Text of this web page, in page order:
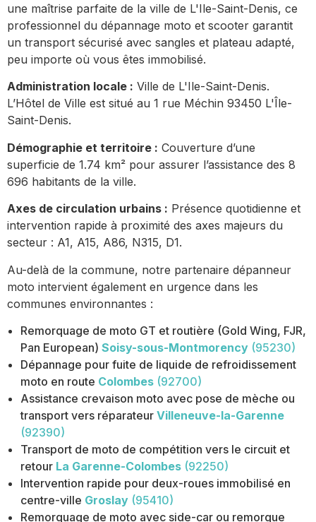
une maîtrise parfaite de la ville de L'Ile-Saint-Denis, ce
professionnel du dépannage moto et scooter garantit
un transport sécurisé avec sangles et plateau adapté,
peu importe où vous êtes immobilisé.
Administration locale : Ville de L'Ile-Saint-Denis.
L’Hôtel de Ville est situé au 1 rue Méchin 93450 L'Île-
Saint-Denis.
Démographie et territoire : Couverture d’une
superficie de 1.74 km² pour assurer l’assistance des 8
696 habitants de la ville.
Axes de circulation urbains : Présence quotidienne et
intervention rapide à proximité des axes majeurs du
secteur : A1, A15, A86, N315, D1.
Au-delà de la commune, notre partenaire dépanneur
moto intervient également en urgence dans les
communes environnantes :
Remorquage de moto GT et routière (Gold Wing, FJR,
Pan European) Soisy-sous-Montmorency (95230)
Dépannage pour fuite de liquide de refroidissement
moto en route Colombes (92700)
Assistance crevaison moto avec pose de mèche ou
transport vers réparateur Villeneuve-la-Garenne
(92390)
Transport de moto de compétition vers le circuit et
retour La Garenne-Colombes (92250)
Intervention rapide pour deux-roues immobilisé en
centre-ville Groslay (95410)
Remorquage de moto avec side-car ou remorque